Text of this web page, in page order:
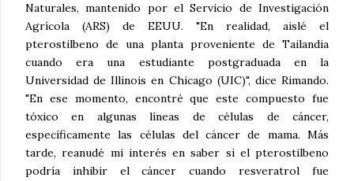
Naturales, mantenido por el Servicio de Investigación
Agrícola (ARS) de EEUU. "En realidad, aislé el
pterostilbeno de una planta proveniente de Tailandia
cuando era una estudiante postgraduada en la
Universidad de Illinois en Chicago (UIC)", dice Rimando.
"En ese momento, encontré que este compuesto fue
tóxico en algunas líneas de células de cáncer,
específicamente las células del cáncer de mama. Más
tarde, reanudé mi interés en saber si el pterostilbeno
podría inhibir el cáncer cuando resveratrol fue